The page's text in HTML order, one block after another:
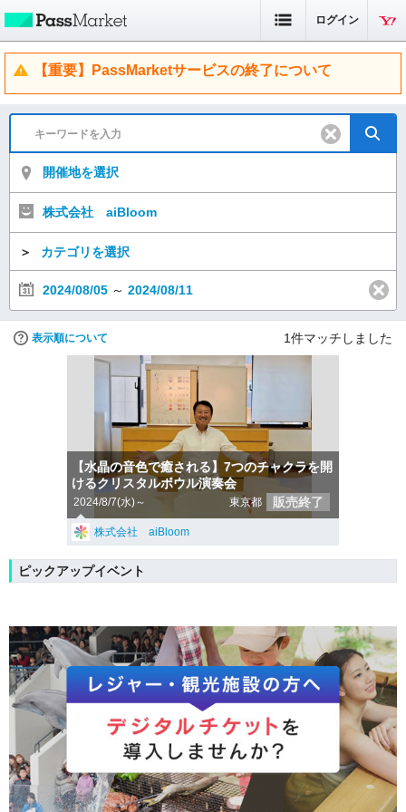
ログイン
【重要】PassMarketサービスの終了について
開催地を選択
株式会社 aiBloom
＞ カテゴリを選択
2024/08/05 ～ 2024/08/11
表示順について 1件マッチしました
【水晶の音色で癒される】7つのチャクラを開
けるクリスタルボウル演奏会
2024/8/7(水)～ 東京都 販売終了
株式会社 aiBloom
ピックアップイベント